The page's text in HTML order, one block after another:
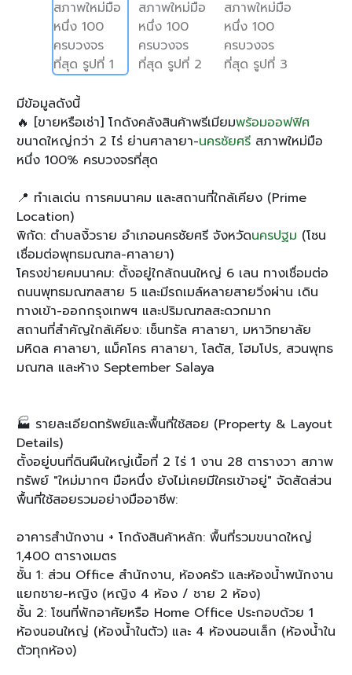
มีข้อมูลดังนี้
🔥 [ขายหรือเช่า] โกดังคลังสินค้าพรีเมียมพร้อมออฟฟิศ
ขนาดใหญ่กว่า 2 ไร่ ย่านศาลายา-นครชัยศรีสภาพใหม่มือ
หนึ่ง 100% ครบวงจรที่สุด
📍 ทำเลเด่น การคมนาคม และสถานที่ใกล้เคียง (Prime
Location)
พิกัด: ตำบลงิ้วราย อำเภอนครชัยศรี จังหวัดนครปฐม (โซน
เชื่อมต่อพุทธมณฑล-ศาลายา)
โครงข่ายคมนาคม: ตั้งอยู่ใกล้ถนนใหญ่ 6 เลน ทางเชื่อมต่อ
ถนนพุทธมณฑลสาย 5 และมีรถเมล์หลายสายวิ่งผ่าน เดิน
ทางเข้า-ออกกรุงเทพฯ และปริมณฑลสะดวกมาก
สถานที่สำคัญใกล้เคียง: เซ็นทรัล ศาลายา, มหาวิทยาลัย
มหิดล ศาลายา, แม็คโคร ศาลายา, โลตัส, โฮมโปร, สวนพุทธ
มณฑล และห้าง September Salaya
🏭 รายละเอียดทรัพย์และพื้นที่ใช้สอย (Property & Layout
Details)
ตั้งอยู่บนที่ดินผืนใหญ่เนื้อที่ 2 ไร่ 1 งาน 28 ตารางวา สภาพ
ทรัพย์ "ใหม่มากๆ มือหนึ่ง ยังไม่เคยมีใครเข้าอยู่" จัดสัดส่วน
พื้นที่ใช้สอยรวมอย่างมืออาชีพ:
อาคารสำนักงาน + โกดังสินค้าหลัก: พื้นที่รวมขนาดใหญ่
1,400 ตารางเมตร
ชั้น 1: ส่วน Office สำนักงาน, ห้องครัว และห้องน้ำพนักงาน
แยกชาย-หญิง (หญิง 4 ห้อง / ชาย 2 ห้อง)
ชั้น 2: โซนที่พักอาศัยหรือ Home Office ประกอบด้วย 1
ห้องนอนใหญ่ (ห้องน้ำในตัว) และ 4 ห้องนอนเล็ก (ห้องน้ำใน
ตัวทุกห้อง)